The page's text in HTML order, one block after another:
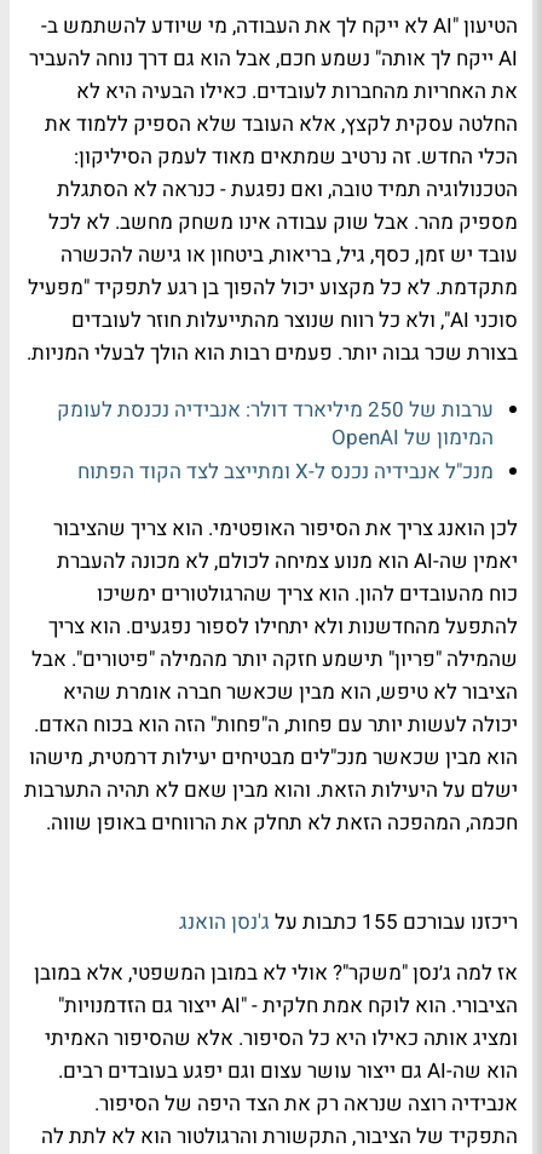
הטיעון "AI לא ייקח לך את העבודה, מי שיודע להשתמש ב-
AI ייקח לך אותה" נשמע חכם, אבל הוא גם דרך נוחה להעביר
את האחריות מהחברות לעובדים. כאילו הבעיה היא לא
החלטה עסקית לקצץ, אלא העובד שלא הספיק ללמוד את
הכלי החדש. זה נרטיב שמתאים מאוד לעמק הסיליקון:
הטכנולוגיה תמיד טובה, ואם נפגעת - כנראה לא הסתגלת
מספיק מהר. אבל שוק עבודה אינו משחק מחשב. לא לכל
עובד יש זמן, כסף, גיל, בריאות, ביטחון או גישה להכשרה
מתקדמת. לא כל מקצוע יכול להפוך בן רגע לתפקיד "מפעיל
סוכני AI", ולא כל רווח שנוצר מהתייעלות חוזר לעובדים
בצורת שכר גבוה יותר. פעמים רבות הוא הולך לבעלי המניות.
ערבות של 250 מיליארד דולר: אנבידיה נכנסת לעומק
המימון של OpenAI
מנכ"ל אנבידיה נכנס ל-X ומתייצב לצד הקוד הפתוח
לכן הואנג צריך את הסיפור האופטימי. הוא צריך שהציבור
יאמין שה-AI הוא מנוע צמיחה לכולם, לא מכונה להעברת
כוח מהעובדים להון. הוא צריך שהרגולטורים ימשיכו
להתפעל מהחדשנות ולא יתחילו לספור נפגעים. הוא צריך
שהמילה "פריון" תישמע חזקה יותר מהמילה "פיטורים". אבל
הציבור לא טיפש, הוא מבין שכאשר חברה אומרת שהיא
יכולה לעשות יותר עם פחות, ה"פחות" הזה הוא בכוח האדם.
הוא מבין שכאשר מנכ"לים מבטיחים יעילות דרמטית, מישהו
ישלם על היעילות הזאת. והוא מבין שאם לא תהיה התערבות
חכמה, המהפכה הזאת לא תחלק את הרווחים באופן שווה.
ריכזנו עבורכם 155 כתבות על
ג'נסן הואנג
אז למה ג׳נסן "משקר"? אולי לא במובן המשפטי, אלא במובן
הציבורי. הוא לוקח אמת חלקית - "AI ייצור גם הזדמנויות"
ומציג אותה כאילו היא כל הסיפור. אלא שהסיפור האמיתי
הוא שה-AI גם ייצור עושר עצום וגם יפגע בעובדים רבים.
אנבידיה רוצה שנראה רק את הצד היפה של הסיפור.
התפקיד של הציבור, התקשורת והרגולטור הוא לא לתת לה